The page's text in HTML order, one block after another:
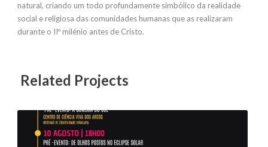
natural, criando um todo profundamente simbólico da realidade
social e religiosa das comunidades humanas que as realizaram
durante o IIº milénio antes de Cristo.
Related Projects